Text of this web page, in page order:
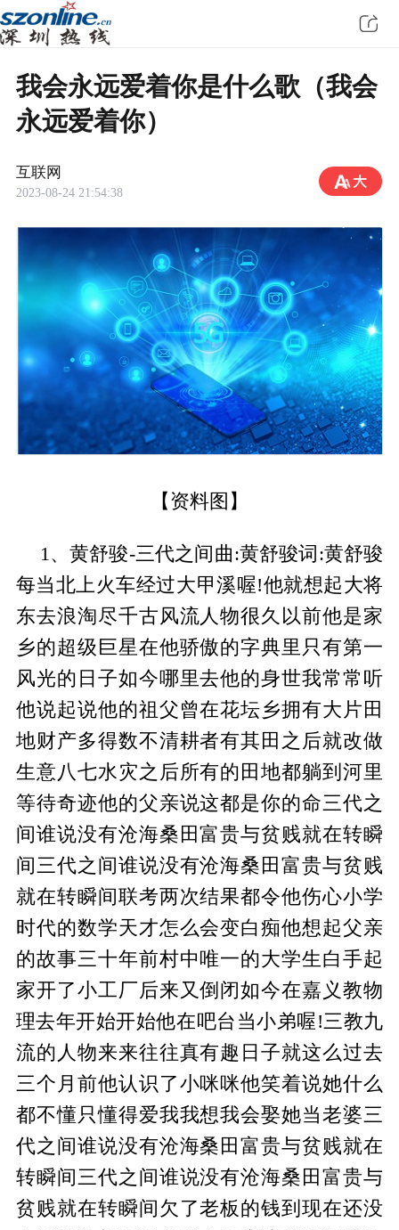
我会永远爱着你是什么歌（我会
永远爱着你）
互联网
2023-08-24 21:54:38
【资料图】
1、黄舒骏-三代之间曲:黄舒骏词:黄舒骏
每当北上火车经过大甲溪喔!他就想起大将
东去浪淘尽千古风流人物很久以前他是家
乡的超级巨星在他骄傲的字典里只有第一
风光的日子如今哪里去他的身世我常常听
他说起说他的祖父曾在花坛乡拥有大片田
地财产多得数不清耕者有其田之后就改做
生意八七水灾之后所有的田地都躺到河里
等待奇迹他的父亲说这都是你的命三代之
间谁说没有沧海桑田富贵与贫贱就在转瞬
间三代之间谁说没有沧海桑田富贵与贫贱
就在转瞬间联考两次结果都令他伤心小学
时代的数学天才怎么会变白痴他想起父亲
的故事三十年前村中唯一的大学生白手起
家开了小工厂后来又倒闭如今在嘉义教物
理去年开始开始他在吧台当小弟喔!三教九
流的人物来来往往真有趣日子就这么过去
三个月前他认识了小咪咪他笑着说她什么
都不懂只懂得爱我我想我会娶她当老婆三
代之间谁说没有沧海桑田富贵与贫贱就在
转瞬间三代之间谁说没有沧海桑田富贵与
贫贱就在转瞬间欠了老板的钱到现在还没